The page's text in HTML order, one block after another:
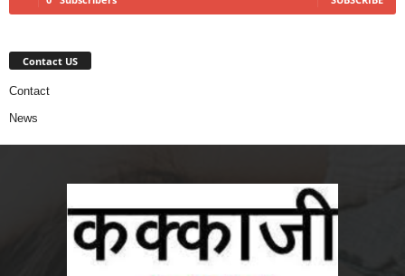
Contact US
Contact
News